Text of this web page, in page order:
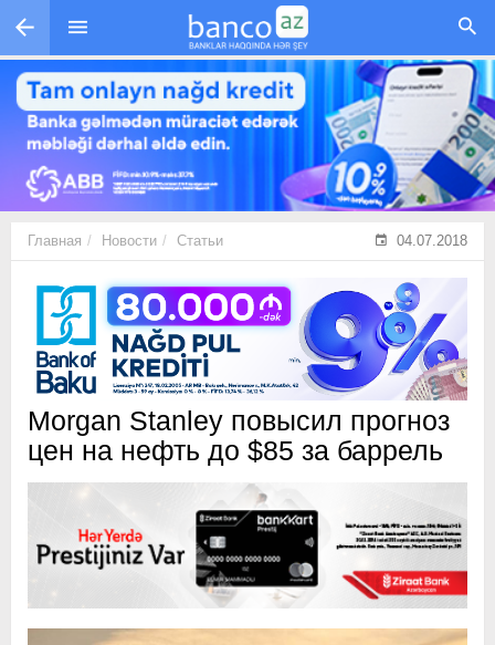
Перейти к основному содержанию
Главная Новости Статьи 04.07.2018
Morgan Stanley повысил прогноз
цен на нефть до $85 за баррель